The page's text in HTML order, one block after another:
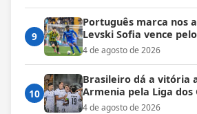
9
Português marca nos
Levski Sofia vence
4 de agosto de 2026
10
Brasileiro dá a vitória
Armenia pela Liga dos
4 de agosto de 2026